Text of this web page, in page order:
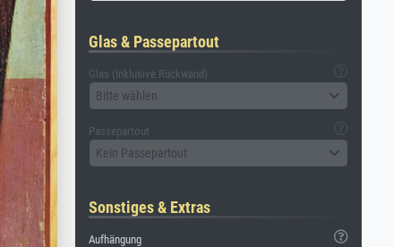
Glas & Passepartout
Glas (inklusive Rückwand)
Bitte wählen
Passepartout
Kein Passepartout
Sonstiges & Extras
Aufhängung